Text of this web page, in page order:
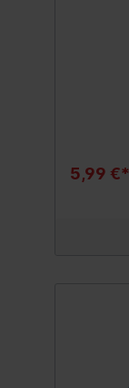
5,99 €*